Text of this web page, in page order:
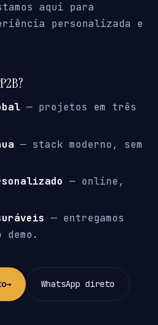
aqui para
personalizada e
— projetos em três
— stack moderno, sem
— online,
— entregamos
→ WhatsApp direto